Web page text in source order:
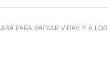
PARA SALVAR VIDAS Y A LOS